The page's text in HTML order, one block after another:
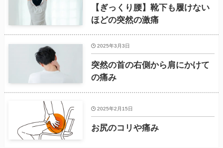
【ぎっくり腰】靴下も履けない
ほどの突然の激痛
突然の首の右側から肩にかけて
の痛み
2025年3月3日
お尻のコリや痛み
2025年2月15日